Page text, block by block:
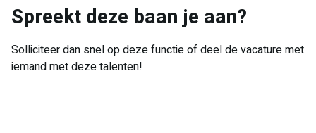
Spreekt deze baan je aan?
Solliciteer dan snel op deze functie of deel de vacature met
iemand met deze talenten!